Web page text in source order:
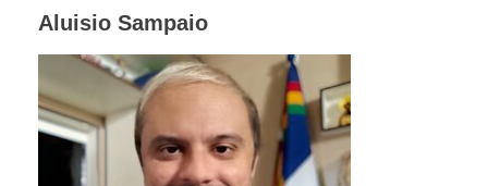
Aluisio Sampaio